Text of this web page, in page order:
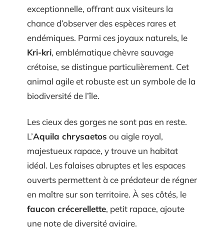
exceptionnelle, offrant aux visiteurs la
chance d’observer des espèces rares et
endémiques. Parmi ces joyaux naturels, le
Kri-kri, emblématique chèvre sauvage
crétoise, se distingue particulièrement. Cet
animal agile et robuste est un symbole de la
biodiversité de l’île.
Les cieux des gorges ne sont pas en reste.
L’Aquila chrysaetos ou aigle royal,
majestueux rapace, y trouve un habitat
idéal. Les falaises abruptes et les espaces
ouverts permettent à ce prédateur de régner
en maître sur son territoire. À ses côtés, le
faucon crécerellette, petit rapace, ajoute
une note de diversité aviaire.